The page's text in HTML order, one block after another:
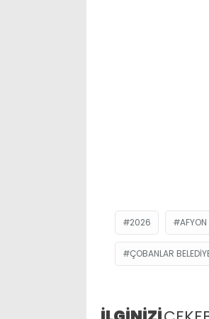
2026
ÇOBANLAR